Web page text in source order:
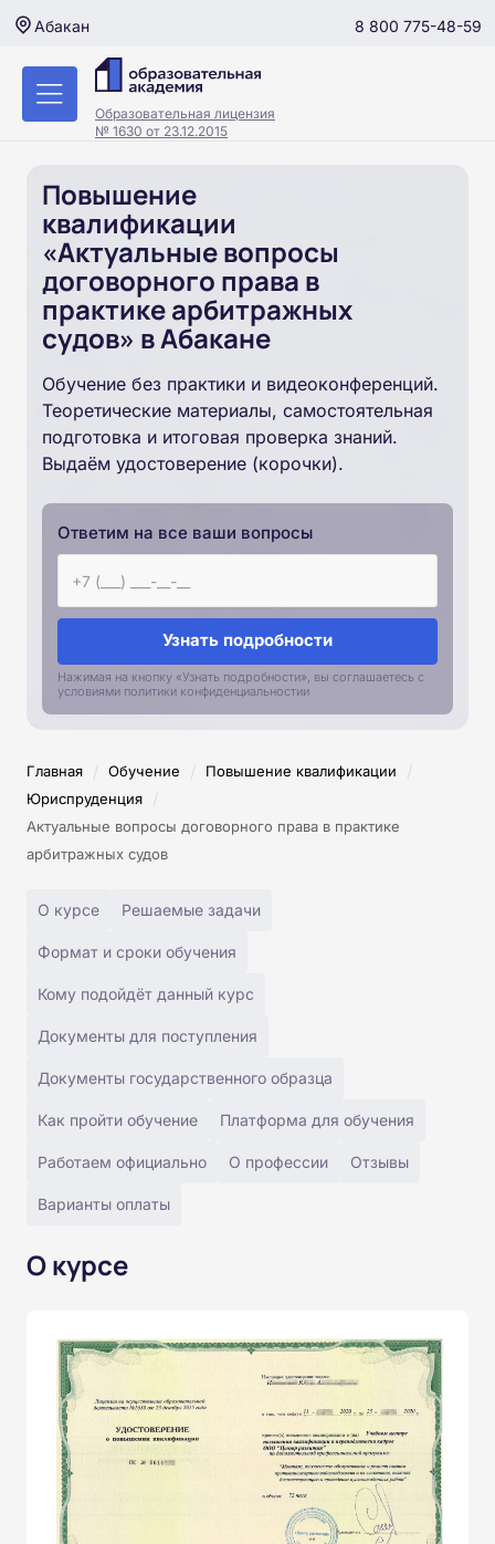
Абакан 8 800 775-48-59
Образовательная лицензия
№ 1630 от 23.12.2015
Повышение
квалификации
«Актуальные вопросы
договорного права в
практике арбитражных
судов» в Абакане
Обучение без практики и видеоконференций.
Теоретические материалы, самостоятельная
подготовка и итоговая проверка знаний.
Выдаём удостоверение (корочки).
Ответим на все ваши вопросы
Узнать подробности
Нажимая на кнопку «Узнать подробности», вы соглашаетесь с
условиями политики конфиденциальностии
Главная / Обучение / Повышение квалификации /
Юриспруденция /
Актуальные вопросы договорного права в практике
арбитражных судов
О курсе Решаемые задачи
Формат и сроки обучения
Кому подойдёт данный курс
Документы для поступления
Документы государственного образца
Как пройти обучение Платформа для обучения
Работаем официально О профессии Отзывы
Варианты оплаты
О курсе